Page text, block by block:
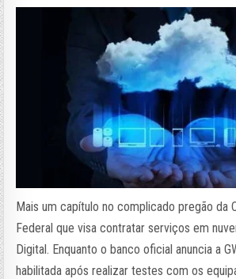
Mais um capítulo no complicado pregão da
Federal que visa contratar serviços em
Digital. Enquanto o banco oficial anuncia a
habilitada após realizar testes com os